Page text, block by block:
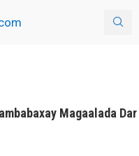
Magaalada Dar